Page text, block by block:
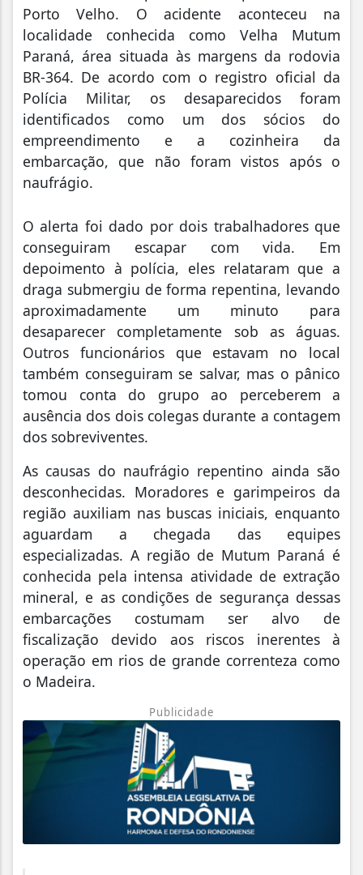
Porto Velho. O acidente aconteceu na
localidade conhecida como Velha Mutum
Paraná, área situada às margens da rodovia
BR-364. De acordo com o registro oficial da
Polícia Militar, os desaparecidos foram
identificados como um dos sócios do
empreendimento e a cozinheira da
embarcação, que não foram vistos após o
naufrágio.
O alerta foi dado por dois trabalhadores que
conseguiram escapar com vida. Em
depoimento à polícia, eles relataram que a
draga submergiu de forma repentina, levando
aproximadamente um minuto para
desaparecer completamente sob as águas.
Outros funcionários que estavam no local
também conseguiram se salvar, mas o pânico
tomou conta do grupo ao perceberem a
ausência dos dois colegas durante a contagem
dos sobreviventes.
As causas do naufrágio repentino ainda são
desconhecidas. Moradores e garimpeiros da
região auxiliam nas buscas iniciais, enquanto
aguardam a chegada das equipes
especializadas. A região de Mutum Paraná é
conhecida pela intensa atividade de extração
mineral, e as condições de segurança dessas
embarcações costumam ser alvo de
fiscalização devido aos riscos inerentes à
operação em rios de grande correnteza como
o Madeira.
Publicidade